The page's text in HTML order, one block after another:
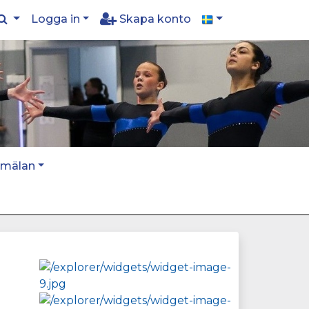
Logga in Skapa konto